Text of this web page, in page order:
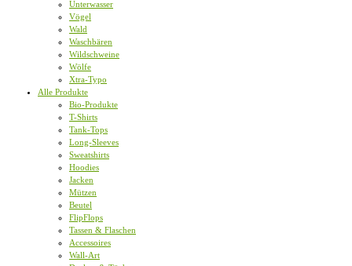
Unterwasser
Vögel
Wald
Waschbären
Wildschweine
Wölfe
Xtra-Typo
Alle Produkte
Bio-Produkte
T-Shirts
Tank-Tops
Long-Sleeves
Sweatshirts
Hoodies
Jacken
Mützen
Beutel
FlipFlops
Tassen & Flaschen
Accessoires
Wall-Art